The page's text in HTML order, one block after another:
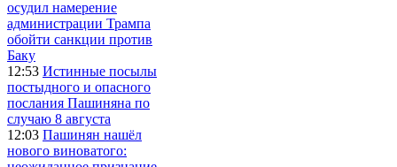
осудил намерение
администрации Трампа
обойти санкции против
Баку
12:53 Истинные посылы
постыдного и опасного
послания Пашиняна по
случаю 8 августа
12:03 Пашинян нашёл
нового виноватого: